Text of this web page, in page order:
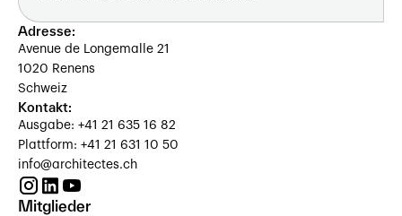
Adresse:
Avenue de Longemalle 21
1020 Renens
Schweiz
Kontakt:
Ausgabe: +41 21 635 16 82
Plattform: +41 21 631 10 50
info@architectes.ch
Mitglieder